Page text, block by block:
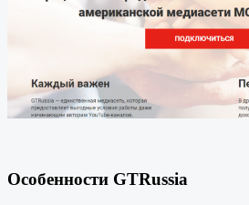
Особенности GTRussia